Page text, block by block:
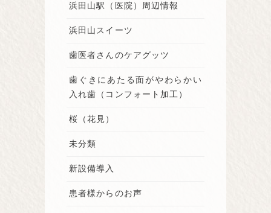
浜田山駅（医院）周辺情報
浜田山スイーツ
歯医者さんのケアグッツ
歯ぐきにあたる面がやわらかい
入れ歯（コンフォート加工）
桜（花見）
未分類
新設備導入
患者様からのお声